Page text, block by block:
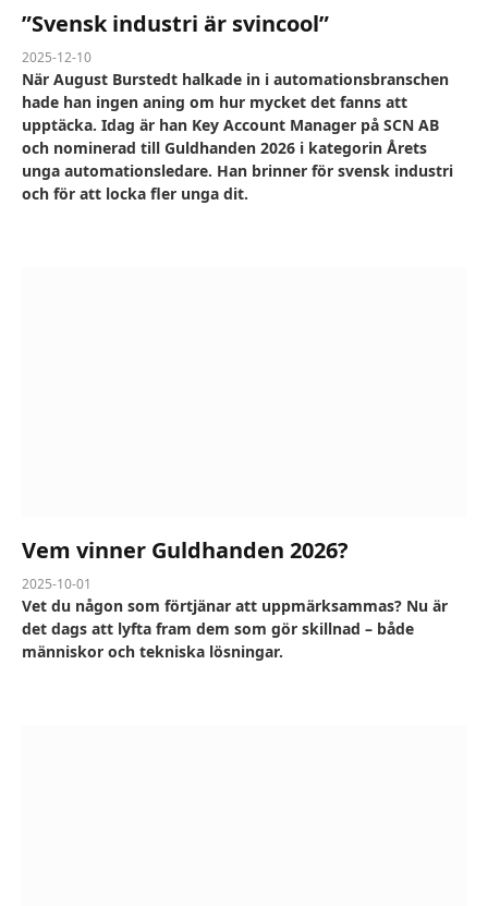
”Svensk industri är svincool”
2025-12-10
När August Burstedt halkade in i automationsbranschen
hade han ingen aning om hur mycket det fanns att
upptäcka. Idag är han Key Account Manager på SCN AB
och nominerad till Guldhanden 2026 i kategorin Årets
unga automationsledare. Han brinner för svensk industri
och för att locka fler unga dit.
Vem vinner Guldhanden 2026?
2025-10-01
Vet du någon som förtjänar att uppmärksammas? Nu är
det dags att lyfta fram dem som gör skillnad – både
människor och tekniska lösningar.